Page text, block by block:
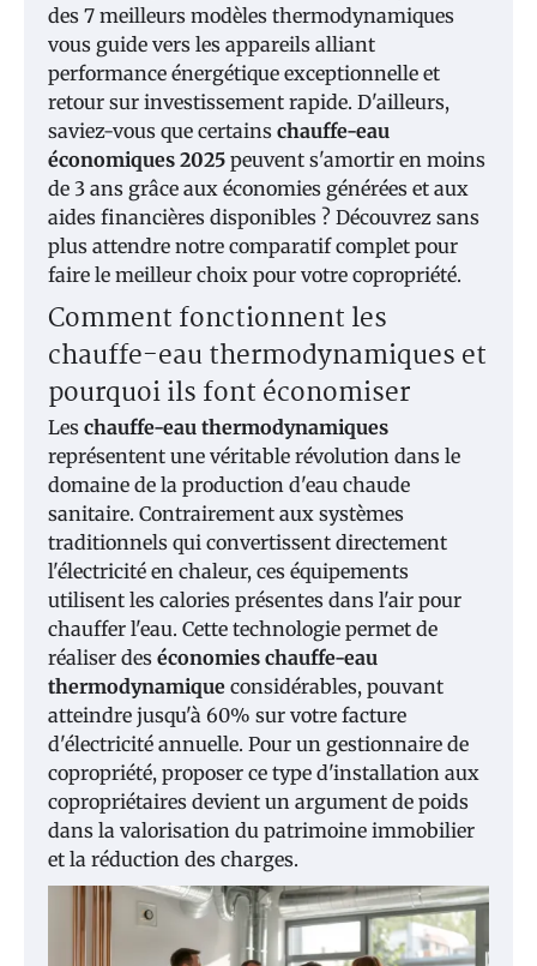
des 7 meilleurs modèles thermodynamiques
vous guide vers les appareils alliant
performance énergétique exceptionnelle et
retour sur investissement rapide. D'ailleurs,
saviez-vous que certains chauffe-eau
économiques 2025 peuvent s'amortir en moins
de 3 ans grâce aux économies générées et aux
aides financières disponibles ? Découvrez sans
plus attendre notre comparatif complet pour
faire le meilleur choix pour votre copropriété.
Comment fonctionnent les
chauffe-eau thermodynamiques et
pourquoi ils font économiser
Les chauffe-eau thermodynamiques
représentent une véritable révolution dans le
domaine de la production d'eau chaude
sanitaire. Contrairement aux systèmes
traditionnels qui convertissent directement
l'électricité en chaleur, ces équipements
utilisent les calories présentes dans l'air pour
chauffer l'eau. Cette technologie permet de
réaliser des économies chauffe-eau
thermodynamique considérables, pouvant
atteindre jusqu'à 60% sur votre facture
d'électricité annuelle. Pour un gestionnaire de
copropriété, proposer ce type d'installation aux
copropriétaires devient un argument de poids
dans la valorisation du patrimoine immobilier
et la réduction des charges.